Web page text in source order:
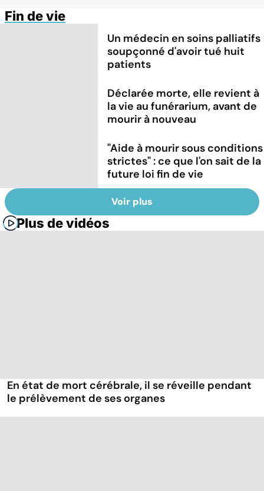
Fin de vie
Un médecin en soins palliatifs
soupçonné d'avoir tué huit
patients
Déclarée morte, elle revient à
la vie au funérarium, avant de
mourir à nouveau
"Aide à mourir sous conditions
strictes" : ce que l'on sait de la
future loi fin de vie
Voir plus
Plus de vidéos
En état de mort cérébrale, il se réveille pendant
le prélèvement de ses organes